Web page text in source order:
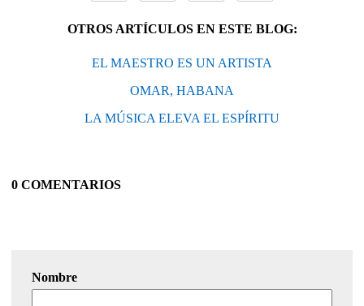
OTROS ARTÍCULOS EN ESTE BLOG:
EL MAESTRO ES UN ARTISTA
OMAR, HABANA
LA MÚSICA ELEVA EL ESPÍRITU
0 COMENTARIOS
Nombre